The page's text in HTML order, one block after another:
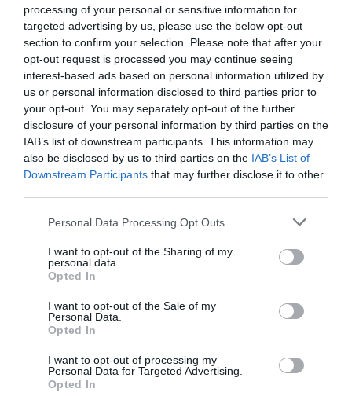
processing of your personal or sensitive information for
targeted advertising by us, please use the below opt-out
section to confirm your selection. Please note that after your
opt-out request is processed you may continue seeing
interest-based ads based on personal information utilized by
us or personal information disclosed to third parties prior to
your opt-out. You may separately opt-out of the further
disclosure of your personal information by third parties on the
IAB’s list of downstream participants. This information may
also be disclosed by us to third parties on the IAB’s List of
Downstream Participants that may further disclose it to other
Personal Data Processing Opt Outs
I want to opt-out of the Sharing of my
personal data.
Opted In
I want to opt-out of the Sale of my
Personal Data.
Opted In
I want to opt-out of processing my
Personal Data for Targeted Advertising.
Opted In
Entre información y algoritmos: la farmacia como guía profesional
para empoderar a los pacientes y sumar salud en la era digital
Expertos destacan la necesidad de
un Plan Integral de Seguridad del
Paciente en el entorno digital
Noticias y novedades
Redacción
21/09/2022
La farmacia madrileña comienza la
digitalización del cupón precinto
del medicamento
Noticias y novedades
Redacción
01/02/2022
04/01/2022
La farmacia entra en casa
Javier Casas 26/10/2021